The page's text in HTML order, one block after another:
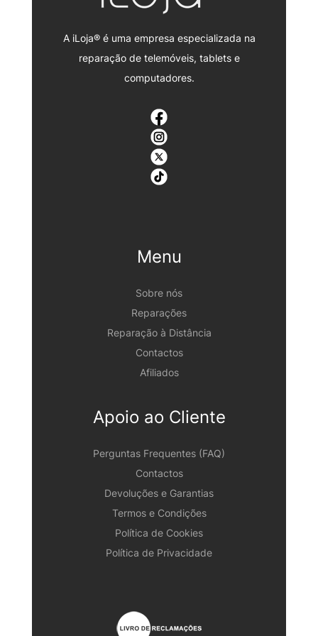
A iLoja® é uma empresa especializada na
reparação de telemóveis, tablets e
computadores.
Menu
Sobre nós
Reparações
Reparação à Distância
Contactos
Afiliados
Apoio ao Cliente
Perguntas Frequentes (FAQ)
Contactos
Devoluções e Garantias
Termos e Condições
Política de Cookies
Política de Privacidade